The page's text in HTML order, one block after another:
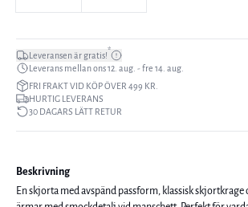
Leveransen är gratis!*
Leverans mellan ons 12. aug. - fre 14. aug.
FRI FRAKT VID KÖP ÖVER 499 KR.
HURTIG LEVERANS
30 DAGARS LÄTT RETUR
Beskrivning
En skjorta med avspänd passform, klassisk skjortkrage